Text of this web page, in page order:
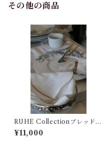
その他の商品
RUHE Collectionブレッドク
ロス
¥11,000